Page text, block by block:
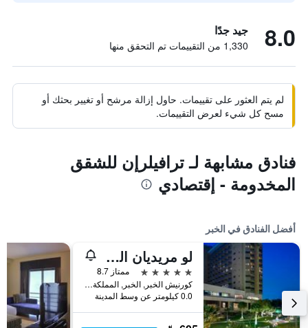
8.0 جيد جدًا
1,330 من التقييمات تم التحقق منها
لم يتم العثور على تقييمات. حاول إزالة مرشح أو تغيير بحثك أو
مسح كل شيء لعرض التقييمات.
فنادق مشابهة لـ ترافيلرإن للشقق
المخدومة - إقتصادي
أفضل الفنادق في الخبر
لو مريديان الخبر
5 نجوم
ممتاز 8.7
كورنيش الخبر, الخبر, المملكة العربية السعودية
0.0 كيلومتر عن وسط المدينة